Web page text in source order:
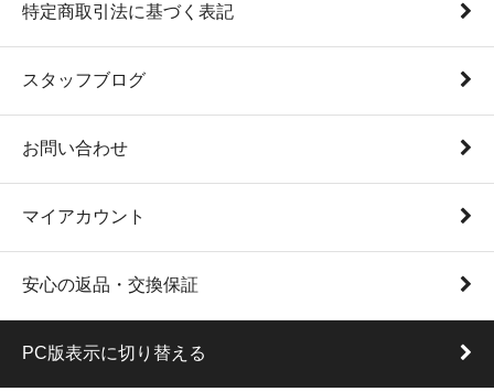
特定商取引法に基づく表記
スタッフブログ
お問い合わせ
マイアカウント
安心の返品・交換保証
PC版表示に切り替える